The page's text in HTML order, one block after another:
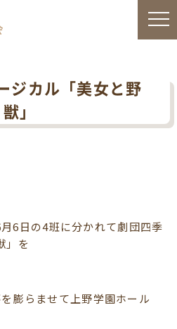
ジカル「美女と野
獣」
6日の4班に分かれて劇団四季
」を
膨らませて上野学園ホール